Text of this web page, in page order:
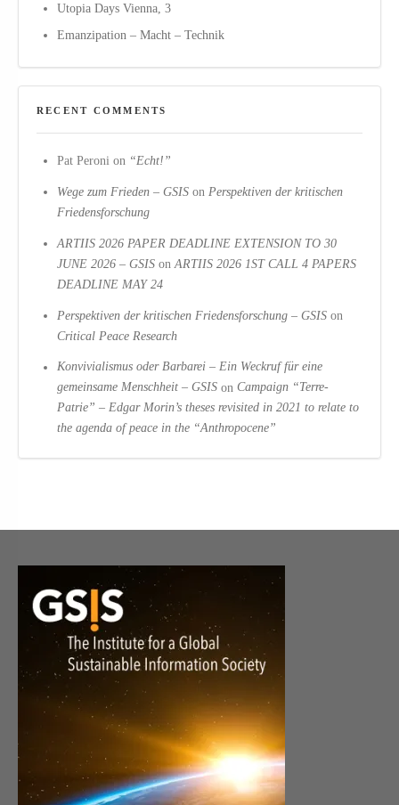
Utopia Days Vienna, 3
Emanzipation – Macht – Technik
RECENT COMMENTS
Pat Peroni on “Echt!”
Wege zum Frieden – GSIS onPerspektiven der kritischen
Friedensforschung
ARTIIS 2026 PAPER DEADLINE EXTENSION TO 30
JUNE 2026 – GSIS onARTIIS 2026 1ST CALL 4 PAPERS
DEADLINE MAY 24
Perspektiven der kritischen Friedensforschung – GSIS on
Critical Peace Research
Konvivialismus oder Barbarei – Ein Weckruf für eine
gemeinsame Menschheit – GSIS onCampaign “Terre-
Patrie” – Edgar Morin’s theses revisited in 2021 to relate to
the agenda of peace in the “Anthropocene”